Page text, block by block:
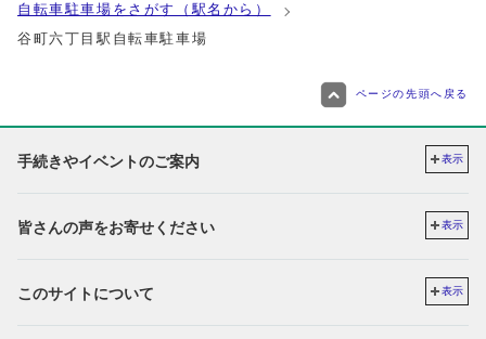
自転車駐車場をさがす（駅名から）
谷町六丁目駅自転車駐車場
ページの先頭へ戻る
手続きやイベントのご案内 表示
皆さんの声をお寄せください 表示
このサイトについて 表示